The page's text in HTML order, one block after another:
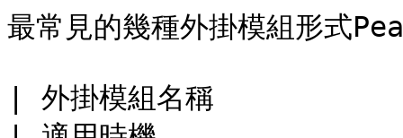
最常見的幾種外掛模組形式
| 外掛模組名稱